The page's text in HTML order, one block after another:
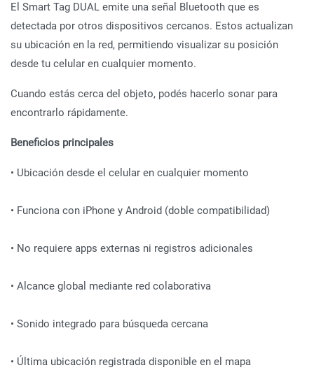
El Smart Tag DUAL emite una señal Bluetooth que es
detectada por otros dispositivos cercanos. Estos actualizan
su ubicación en la red, permitiendo visualizar su posición
desde tu celular en cualquier momento.
Cuando estás cerca del objeto, podés hacerlo sonar para
encontrarlo rápidamente.
Beneficios principales
• Ubicación desde el celular en cualquier momento
• Funciona con iPhone y Android (doble compatibilidad)
• No requiere apps externas ni registros adicionales
• Alcance global mediante red colaborativa
• Sonido integrado para búsqueda cercana
• Última ubicación registrada disponible en el mapa